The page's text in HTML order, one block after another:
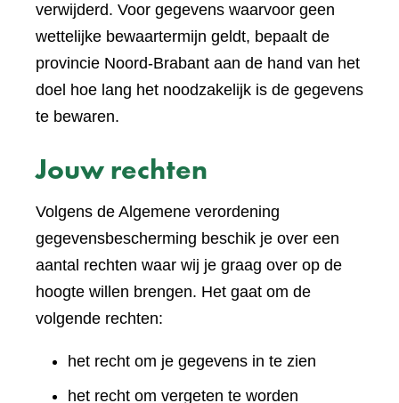
verwijderd. Voor gegevens waarvoor geen
wettelijke bewaartermijn geldt, bepaalt de
provincie Noord-Brabant aan de hand van het
doel hoe lang het noodzakelijk is de gegevens
te bewaren.
Jouw rechten
Volgens de Algemene verordening
gegevensbescherming beschik je over een
aantal rechten waar wij je graag over op de
hoogte willen brengen. Het gaat om de
volgende rechten:
het recht om je gegevens in te zien
het recht om vergeten te worden